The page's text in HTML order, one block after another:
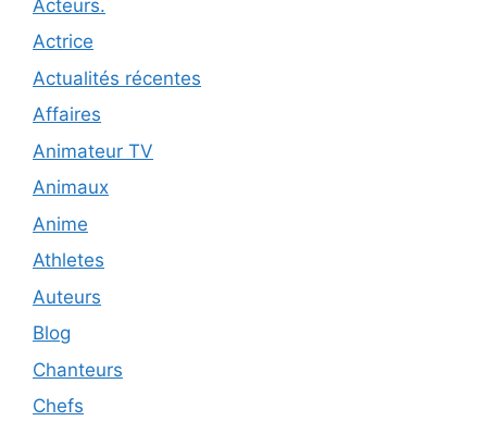
Acteurs.
Actrice
Actualités récentes
Affaires
Animateur TV
Animaux
Anime
Athletes
Auteurs
Blog
Chanteurs
Chefs